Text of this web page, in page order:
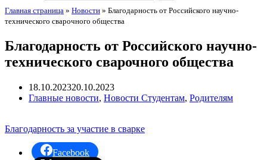
Главная страница » Новости » Благодарность от Российского научно-
технического сварочного общества
Благодарность от Российского научно-
технического сварочного общества
18.10.202320.10.2023
Главные новости, Новости Студентам, Родителям
Благодарность за участие в сварке
Facebook